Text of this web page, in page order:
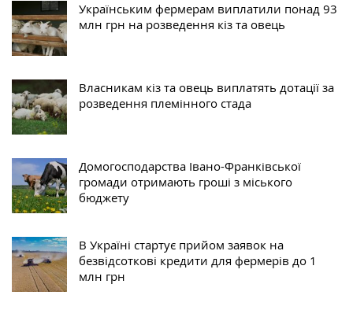
Українським фермерам виплатили понад 93
млн грн на розведення кіз та овець
Власникам кіз та овець виплатять дотації за
розведення племінного стада
Домогосподарства Івано-Франківської
громади отримають гроші з міського
бюджету
В Україні стартує прийом заявок на
безвідсоткові кредити для фермерів до 1
млн грн